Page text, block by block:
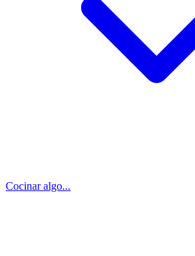
Cocinar algo...